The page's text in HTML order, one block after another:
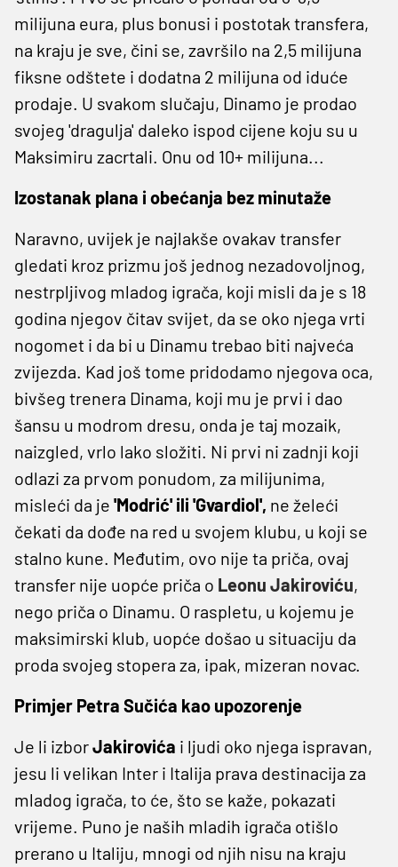
milijuna eura, plus bonusi i postotak transfera,
na kraju je sve, čini se, završilo na 2,5 milijuna
fiksne odštete i dodatna 2 milijuna od iduće
prodaje. U svakom slučaju, Dinamo je prodao
svojeg 'dragulja' daleko ispod cijene koju su u
Maksimiru zacrtali. Onu od 10+ milijuna...
Izostanak plana i obećanja bez minutaže
Naravno, uvijek je najlakše ovakav transfer
gledati kroz prizmu još jednog nezadovoljnog,
nestrpljivog mladog igrača, koji misli da je s 18
godina njegov čitav svijet, da se oko njega vrti
nogomet i da bi u Dinamu trebao biti najveća
zvijezda. Kad još tome pridodamo njegova oca,
bivšeg trenera Dinama, koji mu je prvi i dao
šansu u modrom dresu, onda je taj mozaik,
naizgled, vrlo lako složiti. Ni prvi ni zadnji koji
odlazi za prvom ponudom, za milijunima,
misleći da je 'Modrić' ili 'Gvardiol', ne želeći
čekati da dođe na red u svojem klubu, u koji se
stalno kune. Međutim, ovo nije ta priča, ovaj
transfer nije uopće priča o Leonu Jakiroviću,
nego priča o Dinamu. O raspletu, u kojemu je
maksimirski klub, uopće došao u situaciju da
proda svojeg stopera za, ipak, mizeran novac.
Primjer Petra Sučića kao upozorenje
Je li izborJakirovića i ljudi oko njega ispravan,
jesu li velikan Inter i Italija prava destinacija za
mladog igrača, to će, što se kaže, pokazati
vrijeme. Puno je naših mladih igrača otišlo
prerano u Italiju, mnogi od njih nisu na kraju